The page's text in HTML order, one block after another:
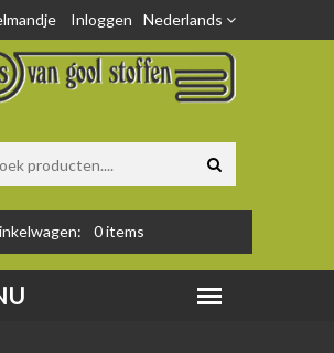
Nederlands
Inloggen
0items